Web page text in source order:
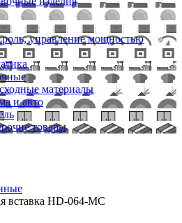
управление мощностью
материалы
и авто
товары
вставка HD-064-MC